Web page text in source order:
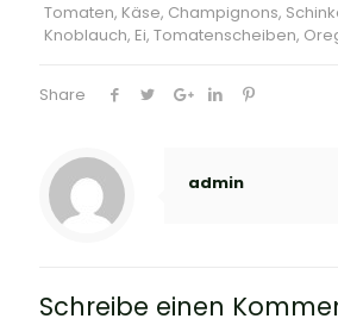
Tomaten, Käse, Champignons,
Knoblauch, Ei, Tomatenscheiben,
Share
admin
Schreibe einen